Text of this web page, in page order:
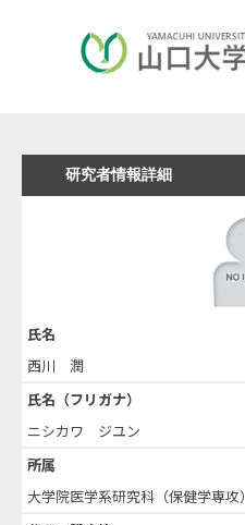
研究者情報詳細
氏名
西川 潤
氏名（フリガナ）
ニシカワ ジユン
所属
大学院医学系研究科（保健学専攻）